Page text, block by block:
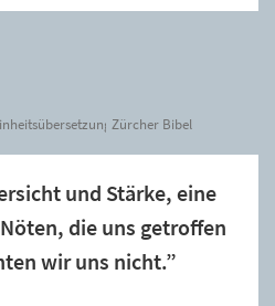
Zürcher Bibel
und Stärke, eine
die uns getroffen
wir uns nicht.”